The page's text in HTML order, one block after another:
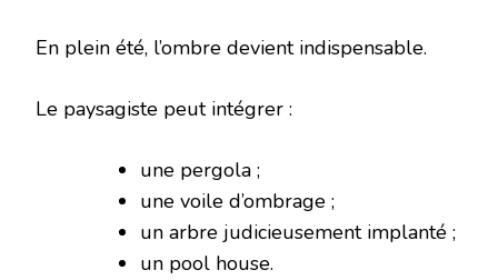
En plein été, l’ombre devient indispensable.
Le paysagiste peut intégrer :
une pergola ;
une voile d’ombrage ;
un arbre judicieusement implanté ;
un pool house.